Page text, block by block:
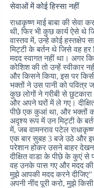
सेवाओं में कोई हिस्सा नहीं
राधाकृष्ण माई बाबा की सेवा
थी, फिर भी कुछ कार्य ऐसे थे
वास्तव में, उन्हे कोई हस्तक्षेप
मिट्टी के बर्तन थे जिसे वह
मदद स्वागत नहीं था। अगर
कोशिश की तो उन्हें स्वीकार
और किसने किया, इस पर
भक्तों ने उस पानी को
कुछ लोगों ने गरीबी से
और अपने घरों में ले गए।
पीछे एक कुआं था, और भक्तों
अदृश्य रूप में उन मिट्टी के
में, जब वामनराव पटेल
एक बार सुबह 3 बजे उठे और
परेशान होकर उसने बाहर
दीक्षित वाडा के पीछे के कुएं
वह उनके पास गए और मदद
मुझे आपकी मदद करने
अपनी नींद पूरी करो, मुझे